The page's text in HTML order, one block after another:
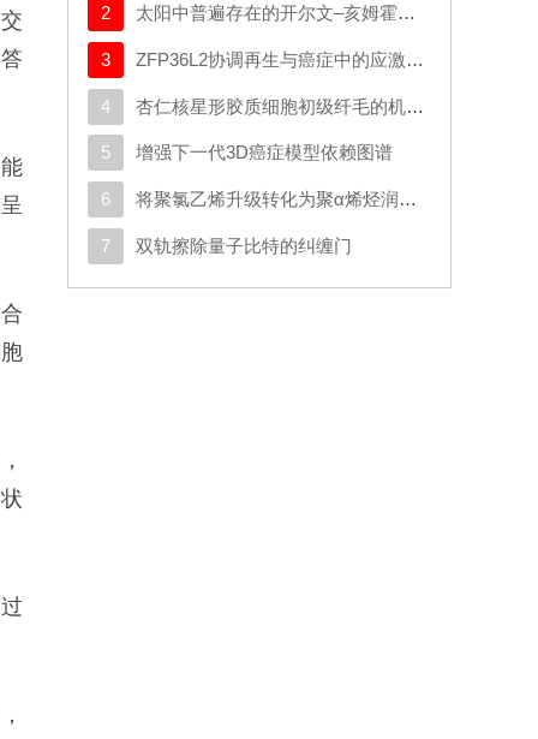
2 太阳中普遍存在的开尔文–亥姆霍兹不稳定性驱动等离子体混合
3 ZFP36L2协调再生与癌症中的应激适应性可塑性
4 杏仁核星形胶质细胞初级纤毛的机制与应激行为密切相关。
5 增强下一代3D癌症模型依赖图谱
6 将聚氯乙烯升级转化为聚α烯烃润滑剂
7 双轨擦除量子比特的纠缠门